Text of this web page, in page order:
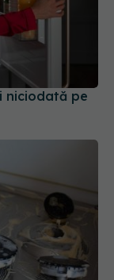
niciodată pe